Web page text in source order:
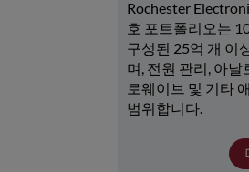
Rochester
호 포트폴리오는
구성된 25억 개 이
며, 전원 관리, 아날
로웨이브 및 기타
범위합니다.